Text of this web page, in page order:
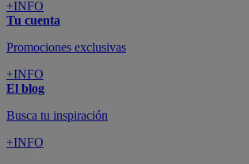
+INFO
Tu cuenta
Promociones exclusivas
+INFO
El blog
Busca tu inspiración
+INFO